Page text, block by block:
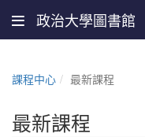
政治大學圖書館
課程中心 最新課程
最新課程